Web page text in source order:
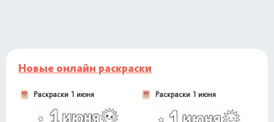
Новые онлайн раскраски
Раскраски 1 июня Раскраски 1 июня